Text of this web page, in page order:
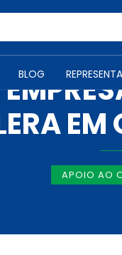
BLOG
NOTÍCIAS -15 DE
EM
APOIO AO